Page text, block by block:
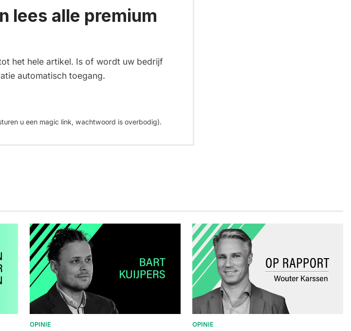
lees alle premium
het hele artikel. Is of wordt uw bedrijf
automatisch toegang.
u een magic link, wachtwoord is overbodig).
OPINIE OPINIE